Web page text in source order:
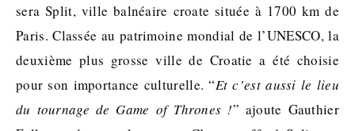
sera Split, ville balnéaire croate située à 1700 km de
Paris. Classée au patrimoine mondial de l’UNESCO, la
deuxième plus grosse ville de Croatie a été choisie
pour son importance culturelle. “Et c’est aussi le lieu
du tournage de Game of Thrones !” ajoute Gauthier